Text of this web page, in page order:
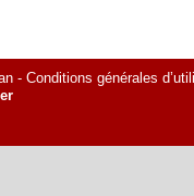
- Conditions générales